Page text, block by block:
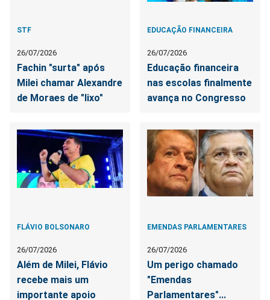
STF
26/07/2026
Fachin "surta" após
Milei chamar Alexandre
de Moraes de "lixo"
EDUCAÇÃO FINANCEIRA
26/07/2026
Educação financeira
nas escolas finalmente
avança no Congresso
FLÁVIO BOLSONARO
26/07/2026
Além de Milei, Flávio
recebe mais um
importante apoio
EMENDAS PARLAMENTARES
26/07/2026
Um perigo chamado
"Emendas
Parlamentares"...